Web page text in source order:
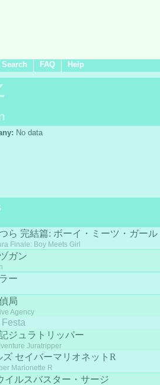
Search FAQ Help
No data
ら 完結篇: ボーイ・ミーツ・ガール
Finale: Boy Meets Girl
ガン
ー
局
Agency
ジュラトリッパー
Juratripper
ズ セイバーマリオネットR
Marionette R
イルスバスター・サージ